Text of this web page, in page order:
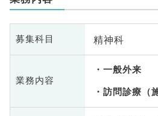
募集科目 精神科
業務内容
一般外来
訪問診療（